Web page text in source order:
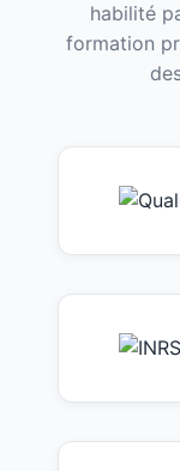
habilité
formation